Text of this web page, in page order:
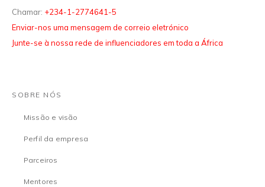
Chamar: +234-1-2774641-5
Enviar-nos uma mensagem de correio eletrónico
Junte-se à nossa rede de influenciadores em toda a África
SOBRE NÓS
Missão e visão
Perfil da empresa
Parceiros
Mentores